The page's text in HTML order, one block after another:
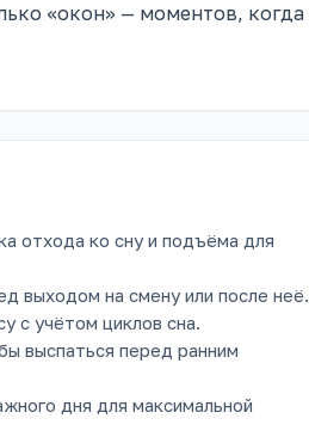
«окон» — моментов, когда
отхода ко сну и подъёма для
выходом на смену или после неё.
с учётом циклов сна.
выспаться перед ранним
дня для максимальной